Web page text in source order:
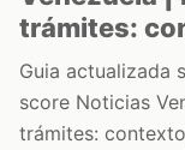
trámites:
Guia actualizada
score Noticias
trámites: